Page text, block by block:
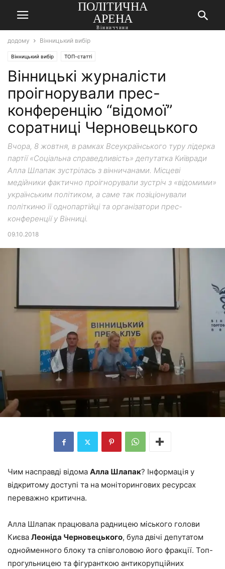
ПОЛІТИЧНА
АРЕНА
Вінниччини
додому Вінницький вибір
Вінницький вибір ТОП-статті
Вінницькі журналісти
проігнорували прес-
конференцію “відомої”
соратниці Черновецького
Вчора, 8 жовтня, в рамках Всеукраїнського туру лідерка
партії «Соціальна справедливість» депутатка Київради
Алла Шлапак зустрілась з вінничанами. Місцеві
медійники фактично проігнорували зустріч з «відомими»
українським політиком, а саме так позіціонували
політкиню її однопартійці та організатори прес-
конференції у Вінниці.
09.10.2018
Чим насправді відома Алла Шлапак? Інформація у
відкритому доступі та на моніторингових ресурсах
переважно критична.
Алла Шлапак працювала радницею міського голови
Києва Леоніда Черновецького, була двічі депутатом
однойменного блоку та співголовою його фракції. Топ-
прогульницею та фігуранткою антикорупційних